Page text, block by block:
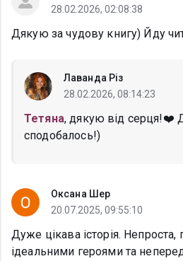
28.02.2026, 02:08:38
Дякую за чудову книгу) Йду
Лаванда Різ
28.02.2026, 08:14:23
Тетяна, дякую від серця!❤️
сподобалось!)
Оксана Шер
20.07.2025, 09:55:10
Дуже цікава історія. Непроста,
ідеальними героями та